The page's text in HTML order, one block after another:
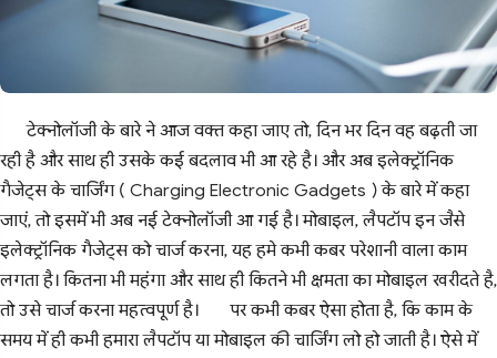
टेक्नोलॉजी के बारे ने आज वक्त कहा जाए तो, दिन भर दिन वह बढ़ती जा
रही है और साथ ही उसके कई बदलाव भी आ रहे है। और अब इलेक्ट्रॉनिक
गैजेट्स के चार्जिंग ( Charging Electronic Gadgets ) के बारे में कहा
जाएं, तो इसमें भी अब नई टेक्नोलॉजी आ गई है। मोबाइल, लैपटॉप इन जैसे
इलेक्ट्रॉनिक गैजेट्स को चार्ज करना, यह हमे कभी कबर परेशानी वाला काम
लगता है। कितना भी महंगा और साथ ही कितने भी क्षमता का मोबाइल खरीदते है,
तो उसे चार्ज करना महत्वपूर्ण है।
पर कभी कबर ऐसा होता है, कि काम के
समय में ही कभी हमारा लैपटॉप या मोबाइल की चार्जिंग लो हो जाती है। ऐसे में